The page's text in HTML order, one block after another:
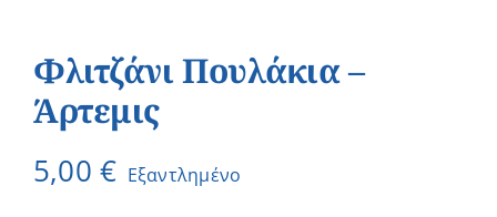
Φλιτζάνι Πουλάκια –
Άρτεμις
5,00€ Εξαντλημένο